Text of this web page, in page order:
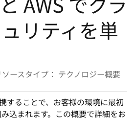
リティを単
ソースタイプ： テクノロジー概要
することで、お客様の環境に最初
込まれます。この概要で詳細をお